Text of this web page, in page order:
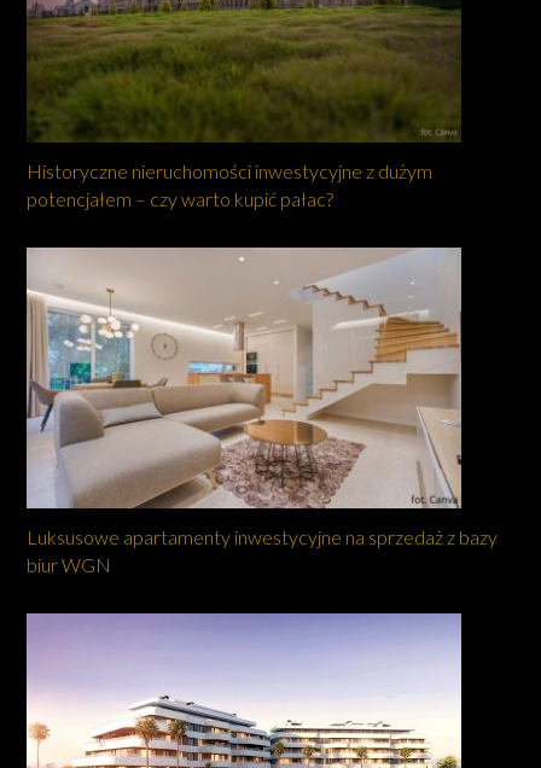
Historyczne nieruchomości inwestycyjne z dużym
potencjałem – czy warto kupić pałac?
Luksusowe apartamenty inwestycyjne na sprzedaż z bazy
biur WGN